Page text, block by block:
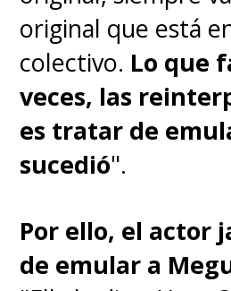
original que está
colectivo. Lo que
veces, las
es tratar de
sucedió".
Por ello, el actor
de emular a